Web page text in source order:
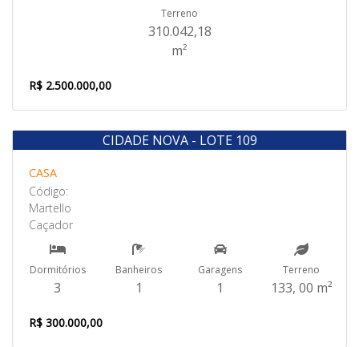
Terreno
310.042,18
m²
R$ 2.500.000,00
Venda
CIDADE NOVA - LOTE 109
CASA
Código:
Martello
Caçador
Dormitórios
3
Banheiros
1
Garagens
1
Terreno
133, 00 m²
R$ 300.000,00